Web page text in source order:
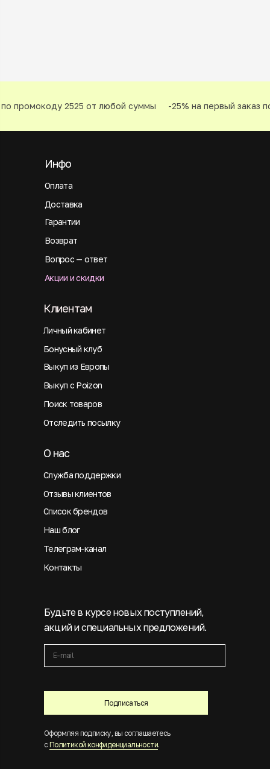
промокоду 2525 от любой суммы -25% на первый заказ
Оплата
Инфо
Подписаться
Будьте в курсе новых поступлений,
акций и специальных предложений.
Оформляя подписку, вы соглашаетесь
с Политикой конфиденциальности.
Доставка
Гарантии
Возврат
Вопрос — ответ
Акции и скидки
Личный кабинет
Клиентам
Бонусный клуб
Выкуп из Европы
Выкуп с Poizon
Поиск товаров
Отследить посылку
Служба поддержки
О нас
Отзывы клиентов
Список брендов
Наш блог
Телеграм-канал
Контакты